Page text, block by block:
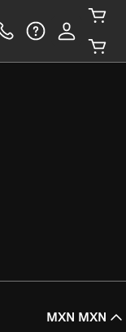
MXN MXN